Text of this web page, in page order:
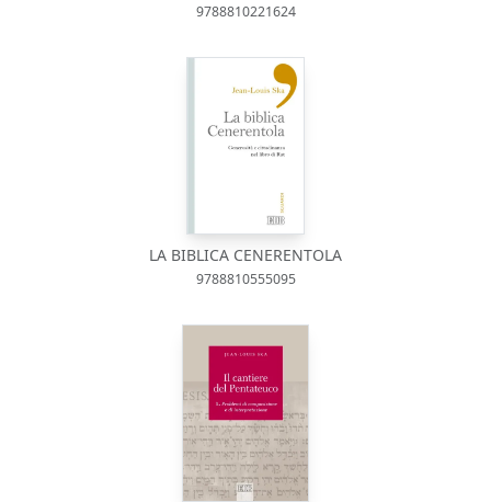
9788810221624
LA BIBLICA CENERENTOLA
9788810555095